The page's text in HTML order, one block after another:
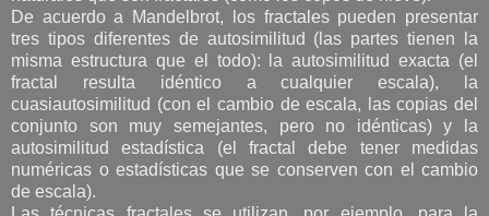
De acuerdo a Mandelbrot, los fractales pueden presentar
tres tipos diferentes de autosimilitud (las partes tienen la
misma estructura que el todo): la autosimilitud exacta (el
fractal resulta idéntico a cualquier escala), la
cuasiautosimilitud (con el cambio de escala, las copias del
conjunto son muy semejantes, pero no idénticas) y la
autosimilitud estadística (el fractal debe tener medidas
numéricas o estadísticas que se conserven con el cambio
de escala).